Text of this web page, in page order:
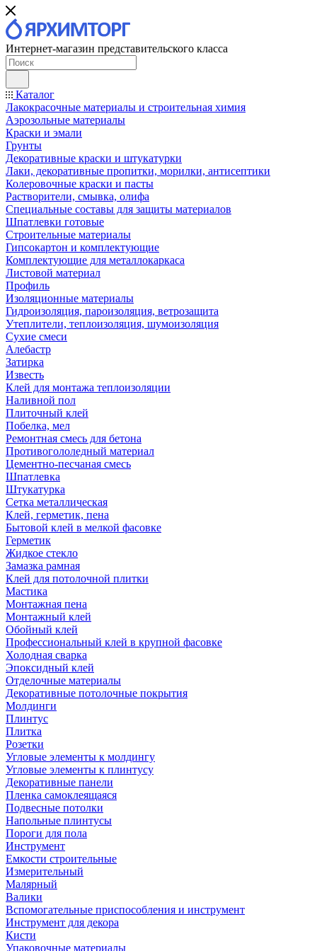
Интернет-магазин представительского класса
Каталог
Лакокрасочные материалы и строительная химия
Аэрозольные материалы
Краски и эмали
Грунты
Декоративные краски и штукатурки
Лаки, декоративные пропитки, морилки, антисептики
Колеровочные краски и пасты
Растворители, смывка, олифа
Специальные составы для защиты материалов
Шпатлевки готовые
Строительные материалы
Гипсокартон и комплектующие
Комплектующие для металлокаркаса
Листовой материал
Профиль
Изоляционные материалы
Гидроизоляция, пароизоляция, ветрозащита
Утеплители, теплоизоляция, шумоизоляция
Сухие смеси
Алебастр
Затирка
Известь
Клей для монтажа теплоизоляции
Наливной пол
Плиточный клей
Побелка, мел
Ремонтная смесь для бетона
Противогололедный материал
Цементно-песчаная смесь
Шпатлевка
Штукатурка
Сетка металлическая
Клей, герметик, пена
Бытовой клей в мелкой фасовке
Герметик
Жидкое стекло
Замазка рамная
Клей для потолочной плитки
Мастика
Монтажная пена
Монтажный клей
Обойный клей
Профессиональный клей в крупной фасовке
Холодная сварка
Эпоксидный клей
Отделочные материалы
Декоративные потолочные покрытия
Молдинги
Плинтус
Плитка
Розетки
Угловые элементы к молдингу
Угловые элементы к плинтусу
Декоративные панели
Пленка самоклеящаяся
Подвесные потолки
Напольные плинтусы
Пороги для пола
Инструмент
Емкости строительные
Измерительный
Малярный
Валики
Вспомогательные приспособления и инструмент
Инструмент для декора
Кисти
Упаковочные материалы